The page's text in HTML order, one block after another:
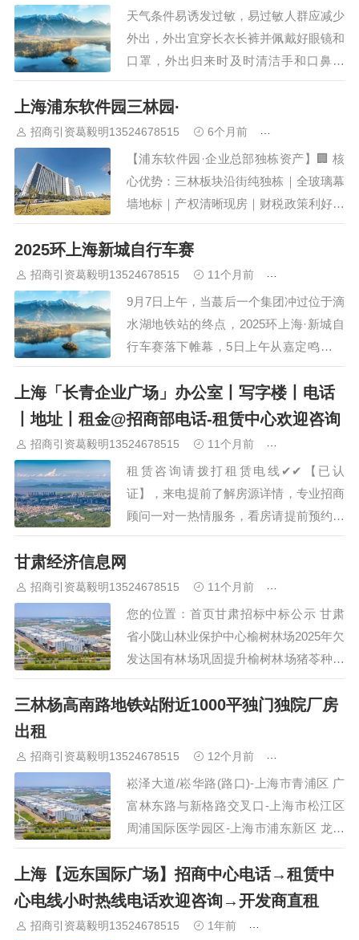
部，中山西路，体…
天气条件易诱发过敏，易过敏人群应减少
外出，外出宜穿长衣长裤并佩戴好眼镜和
口罩，外出归来时及时清洁手和口鼻。
天气热，建议着短裙、短裤、短薄外套、
T恤等夏季服装。 天气热，建议着短裙、
短裤、短薄外套、T恤等夏季服装。 防城
港地属亚热…
上海浦东软件园三林园·
招商引资葛毅明13524678515 6个月前
【浦东软件园·企业总部独栋资产】🏢 核
心优势：三林板块沿街纯独栋｜全玻璃幕
墙地标｜产权清晰现房｜财税政策利好📊
产品详情：▫️ 建面3000㎡｜地上4层+地下
2层（配比充足停车位）▫️ 空间效能：1层
4.5米层高+局部9米挑空（2-4层统一4.5
米层高）▫️ 零公摊设计｜实用率达130%｜
立柱贴…
2025环上海新城自行车赛
招商引资葛毅明13524678515 11个月前
9月7日上午，当蕞后一个集团冲过位于滴
水湖地铁站的终点，2025环上海·新城自
行车赛落下帷幕，5日上午从嘉定鸣响头
部赛段的发令***，到今天在滴水湖目睹
一个个身影飞驰过终点线公里的里程和一
天比一天激烈的争夺，是国际顶尖自行车
公路赛与上海擦出火花的证明，也让全球
了一…
上海「长青企业广场」办公室丨写字楼丨电话
丨地址丨租金@招商部电话-租赁中心欢迎咨询
招商引资葛毅明13524678515 11个月前
租赁咨询请拨打租赁电线✔✔【已认
证】，来电提前了解房源详情，专业招商
顾问一对一热情服务，看房请提前预约。
祝您生意兴隆！ 上海长青企业广场是一
下是对其的详细介绍： 地址：上海市浦
东新区浦三路3058号。…
甘肃经济信息网
招商引资葛毅明13524678515 11个月前
您的位置：首页甘肃招标中标公示 甘肃
省小陇山林业保护中心榆树林场2025年欠
发达国有林场巩固提升榆树林场猪苓种植
示范基地建设项目 中标公示 甘肃省小陇
山林业保护中心立远林场2025年欠发达国
三林杨高南路地铁站附近1000平独门独院厂房
出租
招商引资葛毅明13524678515 12个月前
崧泽大道/崧华路(路口)-上海市青浦区 广
富林东路与新格路交叉口-上海市松江区
周浦国际医学园区-上海市浦东新区 龙东
大道东川公路-公交车站-上海市浦东新区
芯·中全半导体产业园-上海市浦东新区…
上海【远东国际广场】招商中心电话→租赁中
心电线小时热线电话欢迎咨询→开发商直租
招商引资葛毅明13524678515 1年前